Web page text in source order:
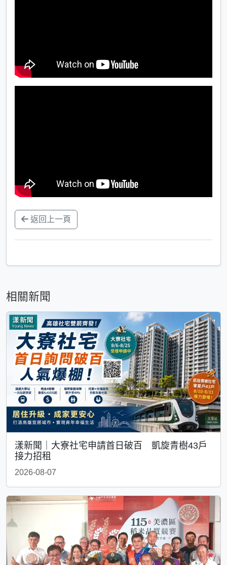
返回上一頁
相關新聞
漾新聞｜大寮社宅申請首日破百 凱旋青樹43戶
接力招租
2026-08-07